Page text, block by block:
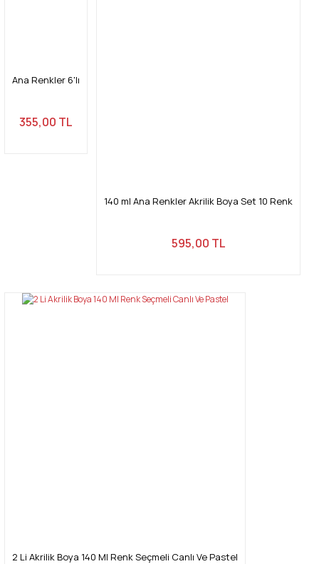
Gönder
Ana Renkler 6'lı
355,00 TL
140 ml Ana Renkler Akrilik Boya Set 10 Renk
595,00 TL
2 Li Akrilik Boya 140 Ml Renk Seçmeli Canlı Ve Pastel